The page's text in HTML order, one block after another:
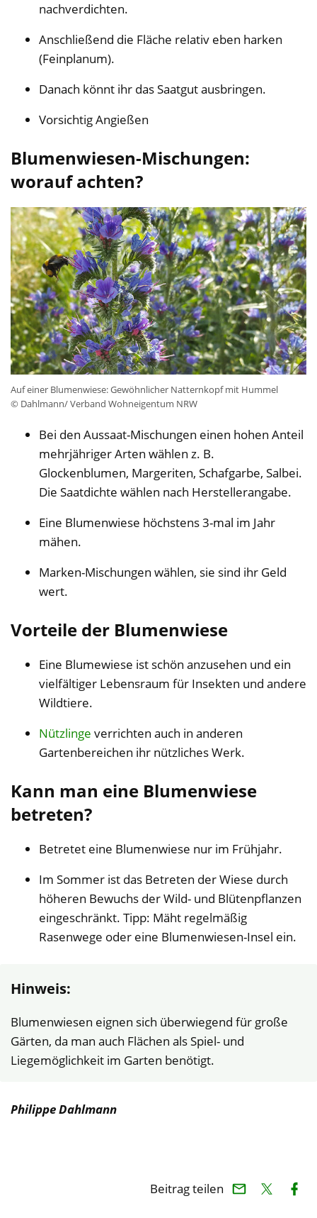
nachverdichten.
Anschließend die Fläche relativ eben harken
(Feinplanum).
Danach könnt ihr das Saatgut ausbringen.
Vorsichtig Angießen
Blumenwiesen-Mischungen:
worauf achten?
Auf einer Blumenwiese: Gewöhnlicher Natternkopf mit Hummel
© Dahlmann/ Verband Wohneigentum NRW
Bei den Aussaat-Mischungen einen hohen Anteil
mehrjähriger Arten wählen z. B.
Glockenblumen, Margeriten, Schafgarbe, Salbei.
Die Saatdichte wählen nach Herstellerangabe.
Eine Blumenwiese höchstens 3-mal im Jahr
mähen.
Marken-Mischungen wählen, sie sind ihr Geld
wert.
Vorteile der Blumenwiese
Eine Blumewiese ist schön anzusehen und ein
vielfältiger Lebensraum für Insekten und andere
Wildtiere.
Nützlinge verrichten auch in anderen
Gartenbereichen ihr nützliches Werk.
Kann man eine Blumenwiese
betreten?
Betretet eine Blumenwiese nur im Frühjahr.
Im Sommer ist das Betreten der Wiese durch
höheren Bewuchs der Wild- und Blütenpflanzen
eingeschränkt. Tipp: Mäht regelmäßig
Rasenwege oder eine Blumenwiesen-Insel ein.
Hinweis:
Blumenwiesen eignen sich überwiegend für große
Gärten, da man auch Flächen als Spiel- und
Liegemöglichkeit im Garten benötigt.
Philippe Dahlmann
Beitrag teilen